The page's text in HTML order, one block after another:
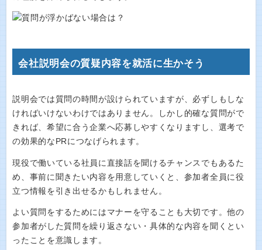
会社説明会の質疑内容を就活に生かそう
説明会では質問の時間が設けられていますが、必ずしもしな
ければいけないわけではありません。しかし的確な質問がで
きれば、希望に合う企業へ応募しやすくなりますし、選考で
の効果的なPRにつなげられます。
現役で働いている社員に直接話を聞けるチャンスでもあるた
め、事前に聞きたい内容を用意していくと、参加者全員に役
立つ情報を引き出せるかもしれません。
よい質問をするためにはマナーを守ることも大切です。他の
参加者がした質問を繰り返さない・具体的な内容を聞くとい
ったことを意識します。